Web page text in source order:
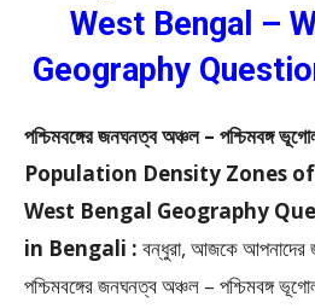
West Bengal –
Geography
পশ্চিমবঙ্গের জনঘনত্ব অঞ্চল – পশ্চিমবঙ্গ
Population Density Zones
West Bengal Geography
in Bengali : বন্ধুরা, আজকে
পশ্চিমবঙ্গের জনঘনত্ব অঞ্চল – পশ্চিমবঙ্গ